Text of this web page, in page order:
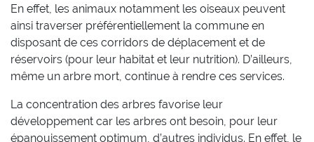
En effet, les animaux notamment les oiseaux peuvent
ainsi traverser préférentiellement la commune en
disposant de ces corridors de déplacement et de
réservoirs (pour leur habitat et leur nutrition). D’ailleurs,
même un arbre mort, continue à rendre ces services.
La concentration des arbres favorise leur
développement car les arbres ont besoin, pour leur
épanouissement optimum, d’autres individus. En effet, le